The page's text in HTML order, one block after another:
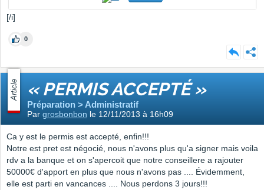
[/i]
0
Article « PERMIS ACCEPTÉ »
Préparation > Administratif
Par grosbonbon le 12/11/2013 à 16h09
Ca y est le permis est accepté, enfin!!!
Notre est pret est négocié, nous n'avons plus qu'a signer mais voila
rdv a la banque et on s'apercoit que notre conseillere a rajouter
50000€ d'apport en plus que nous n'avons pas .... Évidemment,
elle est parti en vancances .... Nous perdons 3 jours!!!